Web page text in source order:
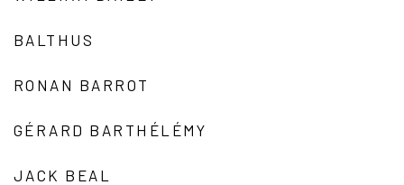
BALTHUS
RONAN BARROT
GÉRARD BARTHÉLÉMY
JACK BEAL